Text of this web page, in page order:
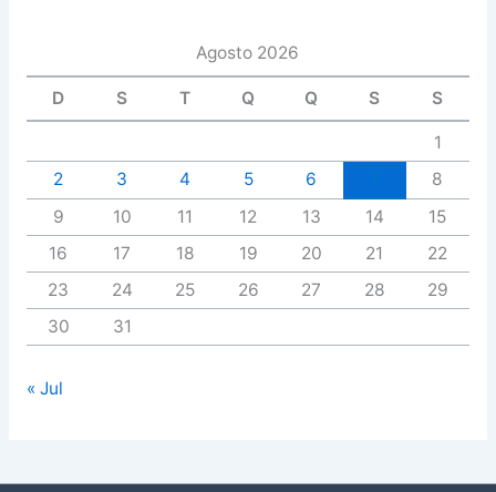
Agosto 2026
D S T Q Q S S
1
2
3 4 5 6
8
9
10 11 12 13 14
15
16
17 18 19 20 21
22
23
24 25 26 27 28
29
30
31
« Jul